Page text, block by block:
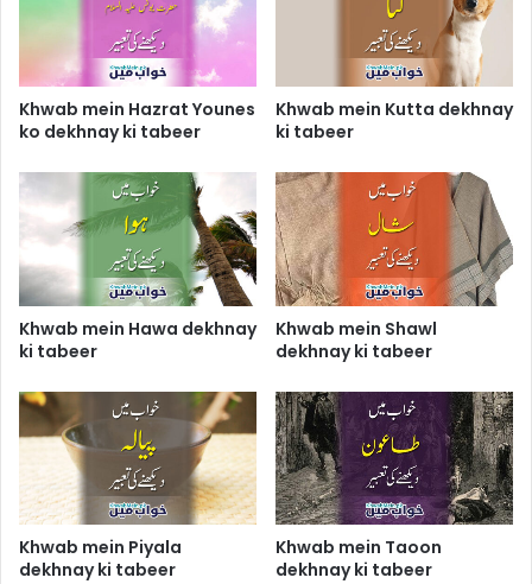
Khwab mein Hazrat Younes
ko dekhnay ki tabeer
Khwab mein Kutta dekhnay
ki tabeer
Khwab mein Hawa dekhnay
ki tabeer
Khwab mein Shawl
dekhnay ki tabeer
Khwab mein Piyala
dekhnay ki tabeer
Khwab mein Taoon
dekhnay ki tabeer